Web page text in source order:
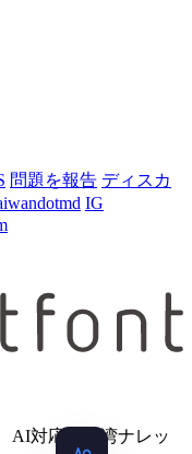
問題を報告 ディスカ
IG
AI対応の台湾ナレッ